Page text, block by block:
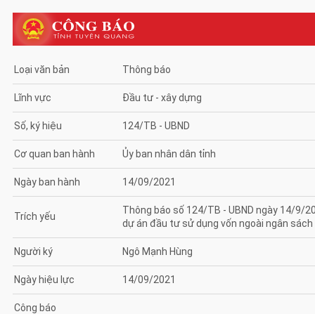
Loại văn bản Thông báo
Lĩnh vực Đầu tư - xây dựng
Số, ký hiệu 124/TB - UBND
Cơ quan ban hành Ủy ban nhân dân tỉnh
Ngày ban hành 14/09/2021
Trích yếu
Thông báo số 124/TB - UBND ngày 14/9/
dự án đầu tư sử dụng vốn ngoài ngân
Người ký Ngô Mạnh Hùng
Ngày hiệu lực 14/09/2021
Công báo